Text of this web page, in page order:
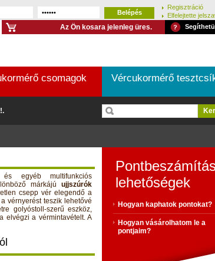
Regisztráció
Elfelejtette
Az Ön kosara jelenleg üres.
csomagok Vércukormérő
és egyéb multifunkciós
márkájúujjszúrók
csepp vér elegendő a
vérnyerést teszik lehetővé
golyóstoll-szerű eszköz,
elvégzi a vérmintavételt. A
lehetőségek
Hogyan kaphatok pontokat?
Hogyan vásárolhatom le a
pontjaim?